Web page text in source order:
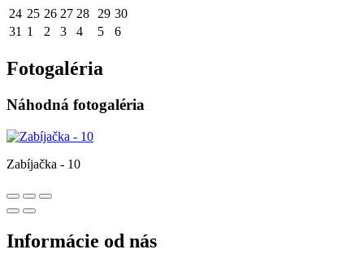
24 25 26 27 28 29 30
31 1 2 3 4 5 6
Fotogaléria
Náhodná fotogaléria
Zabíjačka - 10
Informácie od nás